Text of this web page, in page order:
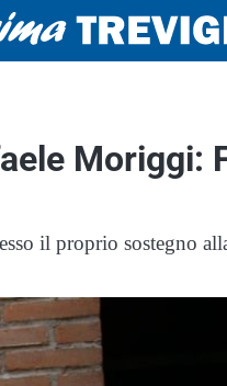
Moriggi:
il proprio sostegno